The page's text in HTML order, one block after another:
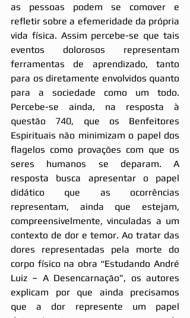
as pessoas podem se comover e
refletir sobre a efemeridade da própria
vida física. Assim percebe-se que tais
eventos dolorosos representam
ferramentas de aprendizado, tanto
para os diretamente envolvidos quanto
para a sociedade como um todo.
Percebe-se ainda, na resposta à
questão 740, que os Benfeitores
Espirituais não minimizam o papel dos
flagelos como provações com que os
seres humanos se deparam. A
resposta busca apresentar o papel
didático que as ocorrências
representam, ainda que estejam,
compreensivelmente, vinculadas a um
contexto de dor e temor. Ao tratar das
dores representadas pela morte do
corpo físico na obra “Estudando André
Luiz – A Desencarnação”, os autores
explicam por que ainda precisamos
que a dor represente um papel